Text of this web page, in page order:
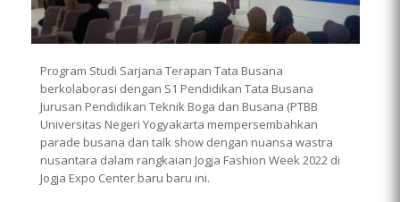
Program Studi Sarjana Terapan Tata Busana
berkolaborasi dengan S1 Pendidikan Tata Busana
Jurusan Pendidikan Teknik Boga dan Busana (PTBB
Universitas Negeri Yogyakarta mempersembahkan
parade busana dan talk show dengan nuansa wastra
nusantara dalam rangkaian Jogja Fashion Week 2022 di
Jogja Expo Center baru baru ini.